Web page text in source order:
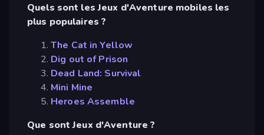
Quels sont les Jeux d'Aventure mobiles les
plus populaires ?
The Cat in Yellow
Dig out of Prison
Dead Land: Survival
Mini Mine
Heroes Assemble
Que sont Jeux d'Aventure ?